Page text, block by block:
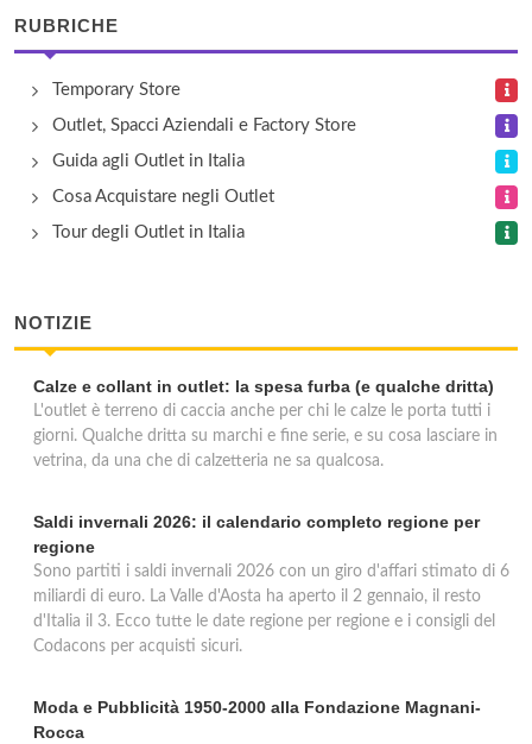
RUBRICHE
Temporary Store
Outlet, Spacci Aziendali e Factory Store
Guida agli Outlet in Italia
Cosa Acquistare negli Outlet
Tour degli Outlet in Italia
NOTIZIE
Calze e collant in outlet: la spesa furba (e qualche dritta)
L'outlet è terreno di caccia anche per chi le calze le porta tutti i
giorni. Qualche dritta su marchi e fine serie, e su cosa lasciare in
vetrina, da una che di calzetteria ne sa qualcosa.
Saldi invernali 2026: il calendario completo regione per
regione
Sono partiti i saldi invernali 2026 con un giro d'affari stimato di 6
miliardi di euro. La Valle d'Aosta ha aperto il 2 gennaio, il resto
d'Italia il 3. Ecco tutte le date regione per regione e i consigli del
Codacons per acquisti sicuri.
Moda e Pubblicità 1950-2000 alla Fondazione Magnani-
Rocca